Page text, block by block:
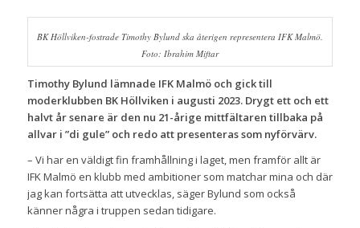
BK Höllviken-fostrade Timothy Bylund ska återigen representera IFK Malmö.
Foto: Ibrahim Miftar
Timothy Bylund lämnade IFK Malmö och gick till
moderklubben BK Höllviken i augusti 2023. Drygt ett och ett
halvt år senare är den nu 21-årige mittfältaren tillbaka på
allvar i ”di gule” och redo att presenteras som nyförvärv.
– Vi har en väldigt fin framhållning i laget, men framför allt är
IFK Malmö en klubb med ambitioner som matchar mina och där
jag kan fortsätta att utvecklas, säger Bylund som också
känner några i truppen sedan tidigare.